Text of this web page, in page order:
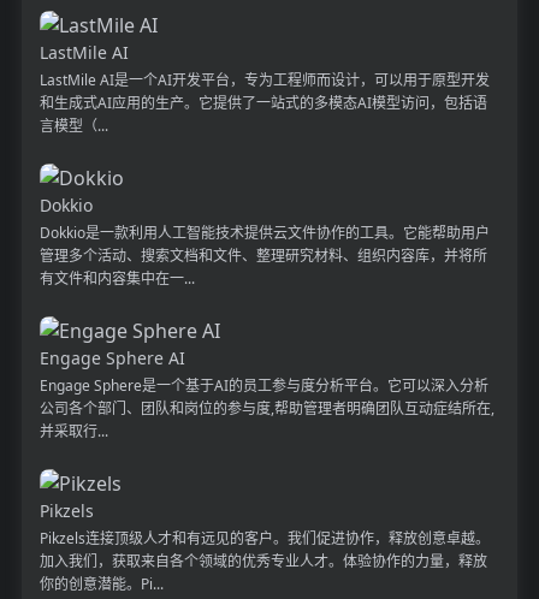
LastMile AI
LastMile AI是一个AI开发平台，专为工程师而设计，可以用于原型开发
和生成式AI应用的生产。它提供了一站式的多模态AI模型访问，包括语
言模型（...
Dokkio
Dokkio是一款利用人工智能技术提供云文件协作的工具。它能帮助用户
管理多个活动、搜索文档和文件、整理研究材料、组织内容库，并将所
有文件和内容集中在一...
Engage Sphere AI
Engage Sphere是一个基于AI的员工参与度分析平台。它可以深入分析
公司各个部门、团队和岗位的参与度,帮助管理者明确团队互动症结所在,
并采取行...
Pikzels
Pikzels连接顶级人才和有远见的客户。我们促进协作，释放创意卓越。
加入我们，获取来自各个领域的优秀专业人才。体验协作的力量，释放
你的创意潜能。Pi...